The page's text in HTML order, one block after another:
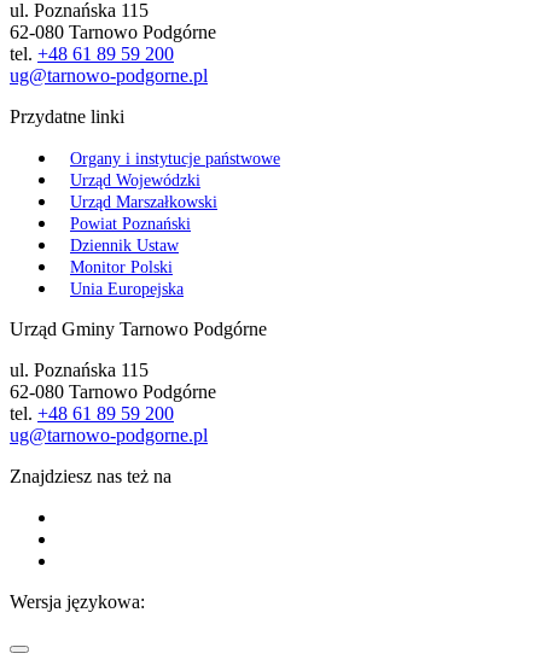
ul. Poznańska 115
62-080 Tarnowo Podgórne
tel. +48 61 89 59 200
ug@tarnowo-podgorne.pl
Przydatne linki
Organy i instytucje państwowe
Urząd Wojewódzki
Urząd Marszałkowski
Powiat Poznański
Dziennik Ustaw
Monitor Polski
Unia Europejska
Urząd Gminy Tarnowo Podgórne
ul. Poznańska 115
62-080 Tarnowo Podgórne
tel. +48 61 89 59 200
ug@tarnowo-podgorne.pl
Znajdziesz nas też na
Wersja językowa: